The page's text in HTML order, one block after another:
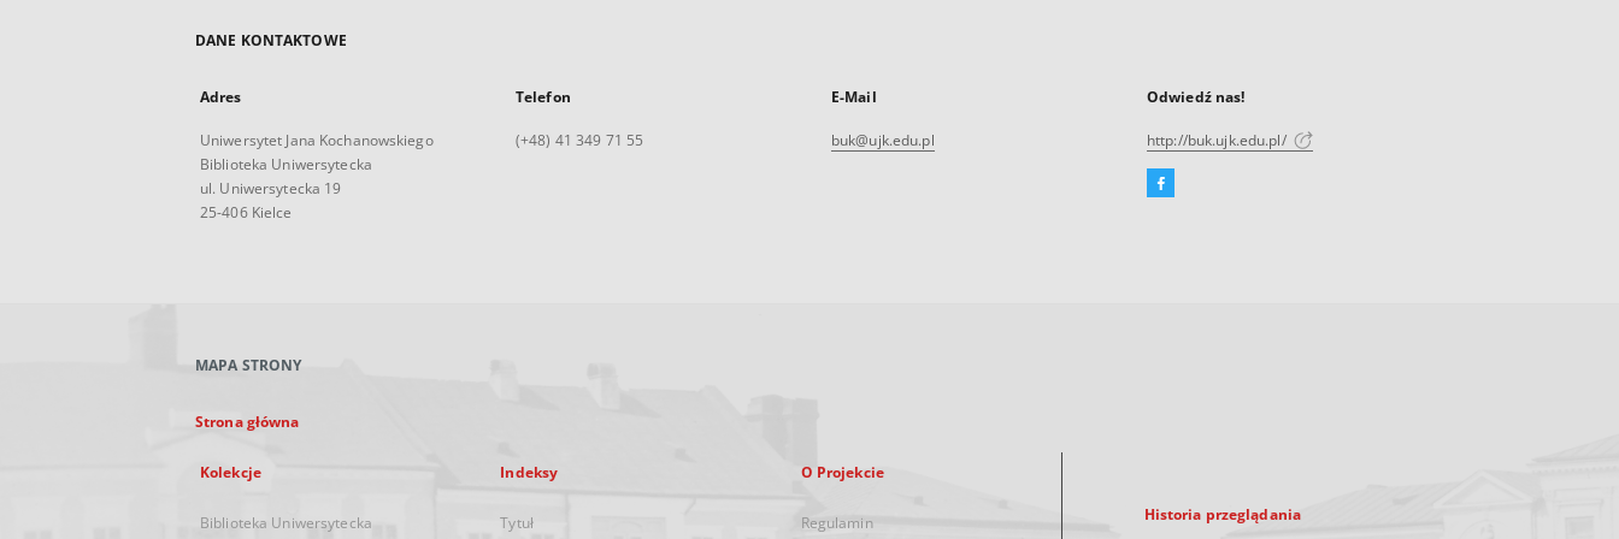
DANE KONTAKTOWE
Adres
Uniwersytet Jana Kochanowskiego
Biblioteka Uniwersytecka
ul. Uniwersytecka 19
25-406 Kielce
Telefon
(+48) 41 349 71 55
E-Mail
buk@ujk.edu.pl
Odwiedź nas!
http://buk.ujk.edu.pl/
Facebook
MAPA STRONY
Strona główna
Kolekcje
Biblioteka Uniwersytecka
Indeksy
Tytuł
O Projekcie
Regulamin Historia przeglądania